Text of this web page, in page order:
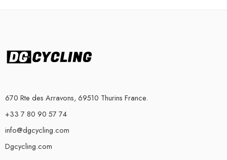
670 Rte des Arravons, 69510 Thurins France.
+33 7 80 90 57 74
info@dgcycling.com
Dgcycling.com